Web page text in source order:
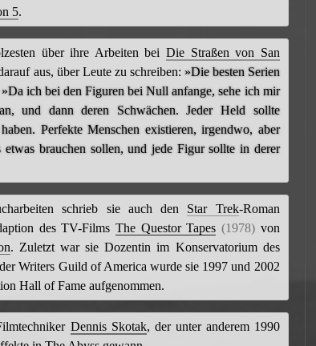
5.
über ihre Arbeiten bei Die Straßen von San
aus, über Leute zu schreiben: »Die besten Serien
»Da ich bei den Figuren bei Null anfange, sehe ich mir
und dann deren Schwächen. Jeder Held sollte
Perfekte Menschen existieren, irgendwo, aber
brauchen sollen, und jede Figur sollte in derer
schrieb sie auch den Star Trek-Roman
des TV-Films The Questor Tapes (1978)von
. Zuletzt war sie Dozentin im Konservatorium des
Writers Guild of America wurde sie 1997 und 2002
Hall of Fame aufgenommen.
Dennis Skotak, der unter anderem 1990